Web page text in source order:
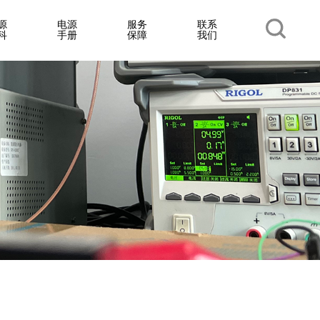
电源
手册
服务
保障
联系
我们